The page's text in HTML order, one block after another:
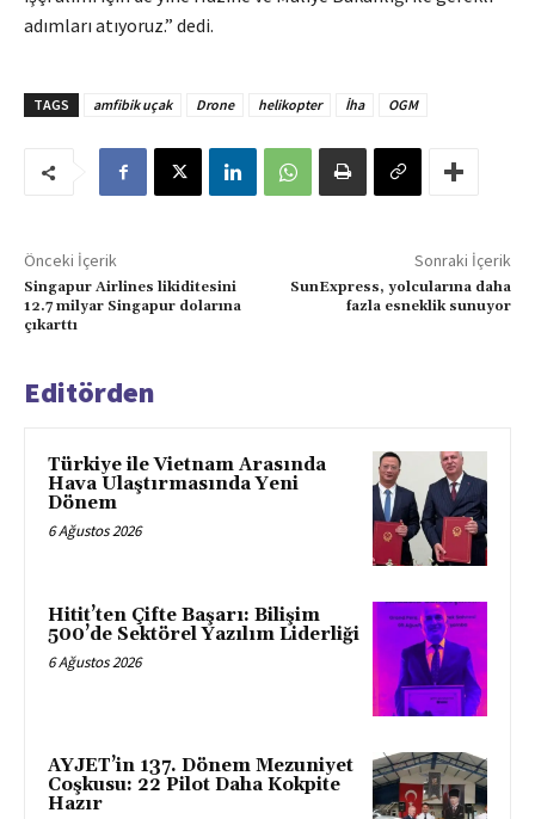
adımları atıyoruz.” dedi.
TAGS amfibik uçak Drone helikopter İha OGM
Önceki İçerik
Singapur Airlines likiditesini
12.7 milyar Singapur dolarına
çıkarttı
Sonraki İçerik
SunExpress, yolcularına daha
fazla esneklik sunuyor
Editörden
Türkiye ile Vietnam Arasında
Hava Ulaştırmasında Yeni
Dönem
6 Ağustos 2026
Hitit’ten Çifte Başarı: Bilişim
500’de Sektörel Yazılım Liderliği
6 Ağustos 2026
AYJET’in 137. Dönem Mezuniyet
Coşkusu: 22 Pilot Daha Kokpite
Hazır